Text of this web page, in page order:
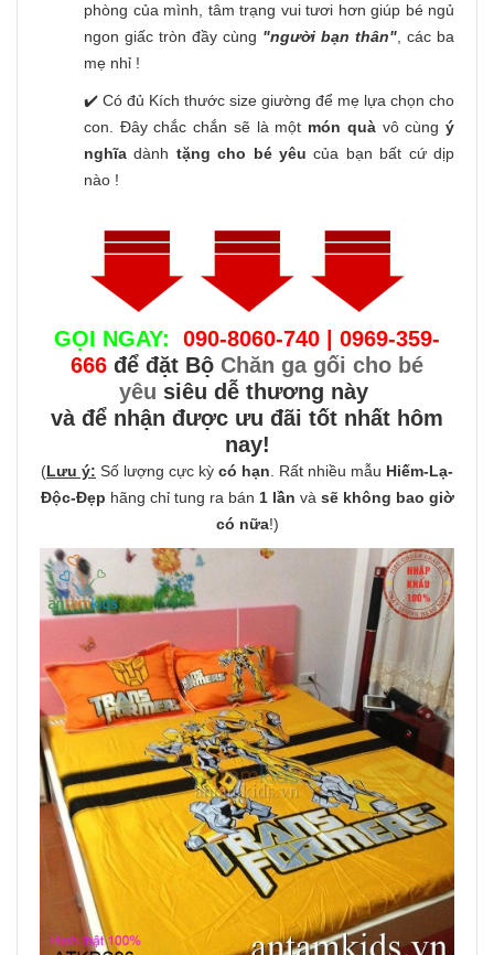
phòng của mình, tâm trạng vui tươi hơn giúp bé ngủ
ngon giấc tròn đầy cùng "người bạn thân" , các ba
mẹ nhỉ !
✔️ Có đủ Kích thước size giường để mẹ lựa chọn cho
con. Đây chắc chắn sẽ là một món quàvô cùngý
nghĩadành tặng cho bé yêu của bạn bất cứ dịp
nào !
GỌI NGAY:
090-8060-740 | 0969-359-
666 để đặt Bộ Chăn ga gối cho bé
yêu siêu dễ thương này
và để nhận được ưu đãi tốt nhất hôm
nay!
(Lưu ý: Số lượng cực kỳ có hạn . Rất nhiều mẫu Hiếm-Lạ-
Độc-Đẹp hãng chỉ tung ra bán 1 lần và sẽ không bao giờ
có nữa!)